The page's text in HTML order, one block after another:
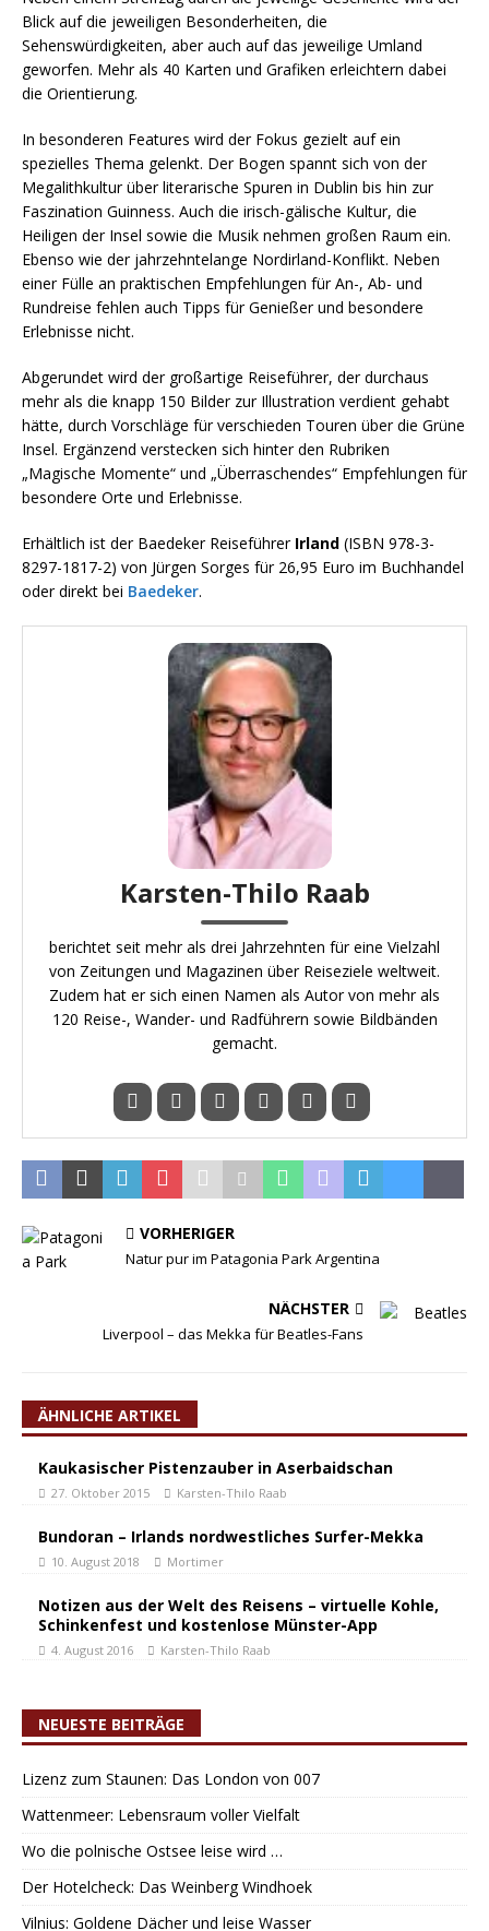
Blick auf die jeweiligen Besonderheiten, die
Sehenswürdigkeiten, aber auch auf das jeweilige Umland
geworfen. Mehr als 40 Karten und Grafiken erleichtern dabei
die Orientierung.
In besonderen Features wird der Fokus gezielt auf ein
spezielles Thema gelenkt. Der Bogen spannt sich von der
Megalithkultur über literarische Spuren in Dublin bis hin zur
Faszination Guinness. Auch die irisch-gälische Kultur, die
Heiligen der Insel sowie die Musik nehmen großen Raum ein.
Ebenso wie der jahrzehntelange Nordirland-Konflikt. Neben
einer Fülle an praktischen Empfehlungen für An-, Ab- und
Rundreise fehlen auch Tipps für Genießer und besondere
Erlebnisse nicht.
Abgerundet wird der großartige Reiseführer, der durchaus
mehr als die knapp 150 Bilder zur Illustration verdient gehabt
hätte, durch Vorschläge für verschieden Touren über die Grüne
Insel. Ergänzend verstecken sich hinter den Rubriken
„Magische Momente“ und „Überraschendes“ Empfehlungen für
besondere Orte und Erlebnisse.
Erhältlich ist der Baedeker Reiseführer Irland (ISBN 978-3-
8297-1817-2) von Jürgen Sorges für 26,95 Euro im Buchhandel
oder direkt bei Baedeker.
Karsten-Thilo Raab
berichtet seit mehr als drei Jahrzehnten für eine Vielzahl
von Zeitungen und Magazinen über Reiseziele weltweit.
Zudem hat er sich einen Namen als Autor von mehr als
120 Reise-, Wander- und Radführern sowie Bildbänden
gemacht.
VORHERIGER
Natur pur im Patagonia Park Argentina
NÄCHSTER
Liverpool – das Mekka für Beatles-Fans
ÄHNLICHE ARTIKEL
Kaukasischer Pistenzauber in Aserbaidschan
27. Oktober 2015 Karsten-Thilo Raab
Bundoran – Irlands nordwestliches Surfer-Mekka
10. August 2018 Mortimer
Notizen aus der Welt des Reisens – virtuelle Kohle,
Schinkenfest und kostenlose Münster-App
4. August 2016 Karsten-Thilo Raab
NEUESTE BEITRÄGE
Lizenz zum Staunen: Das London von 007
Wattenmeer: Lebensraum voller Vielfalt
Wo die polnische Ostsee leise wird …
Der Hotelcheck: Das Weinberg Windhoek
Vilnius: Goldene Dächer und leise Wasser